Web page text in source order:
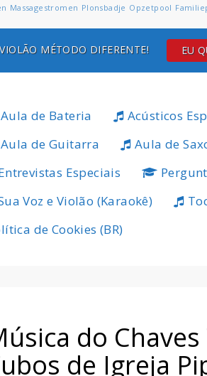
Massagestromen Plonsbadje Opzetpool
MÉTODO DIFERENTE! EU
Aula de Bateria Acústicos
Aula de Guitarra
Aula de
Especiais
Voz e Violão (Karaokê)
de Cookies (BR)
do
de Igreja